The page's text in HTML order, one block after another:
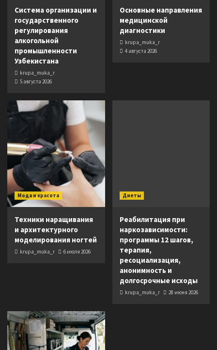
Система организации и
государственного
регулирования
алкогольной
промышленности
Узбекистана
krupa_muka_r
5 августа 2026
Основные направления
медицинской
диагностики
krupa_muka_r
4 августа 2026
Мода и красота
Техники наращивания
и архитектурного
моделирования ногтей
krupa_muka_r 6 июля 2026
Диеты
Реабилитация при
наркозависимости:
программы 12 шагов,
терапия,
ресоциализация,
анонимность и
долгосрочные исходы
krupa_muka_r 28 июня 2026